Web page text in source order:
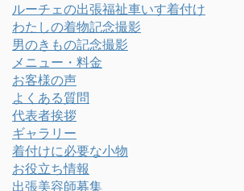
ルーチェの出張福祉車いす着付け
わたしの着物記念撮影
男のきもの記念撮影
メニュー・料金
お客様の声
よくある質問
代表者挨拶
ギャラリー
着付けに必要な小物
お役立ち情報
出張美容師募集